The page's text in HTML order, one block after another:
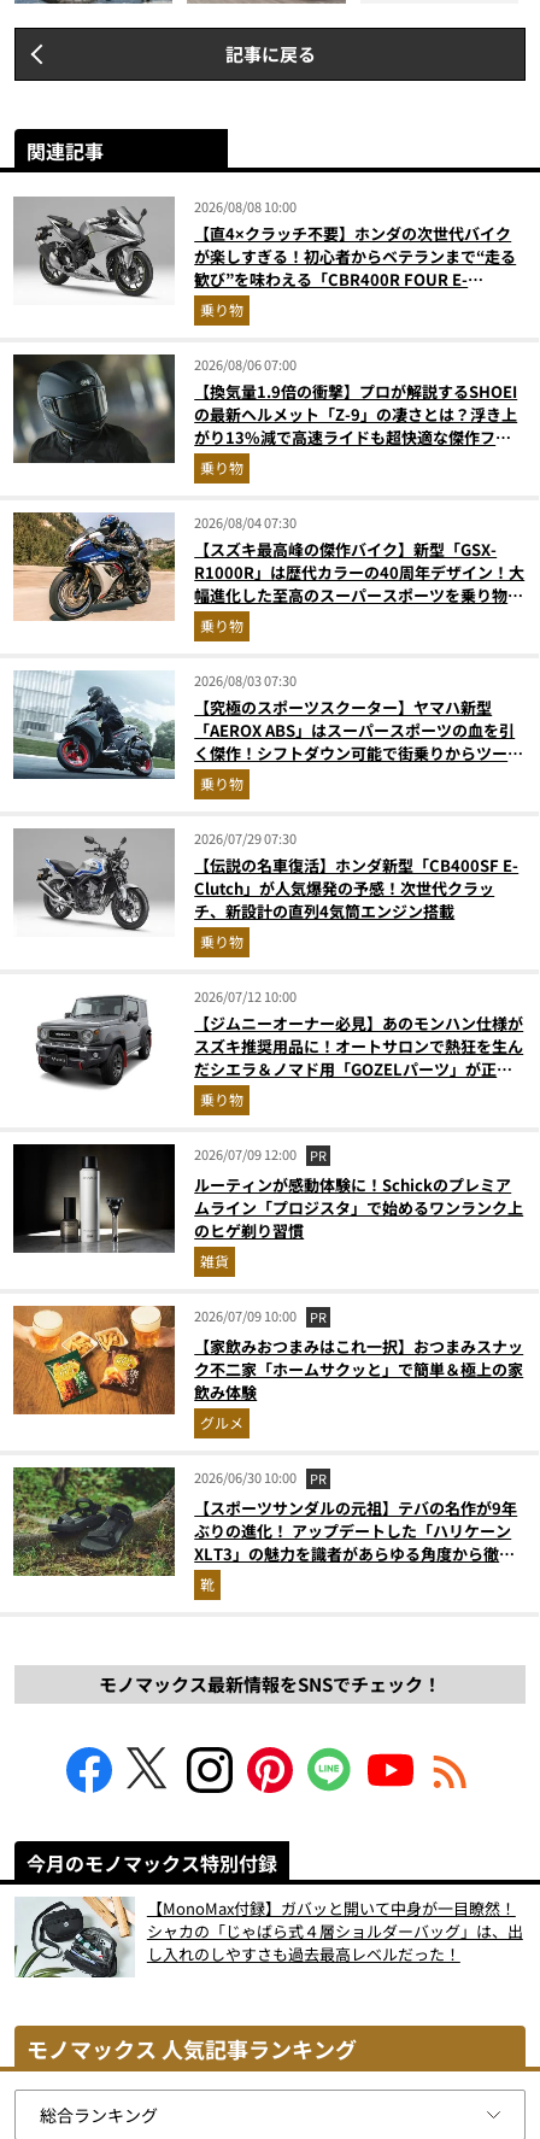
記事に戻る
関連記事
2026/08/08 10:00
【直4×クラッチ不要】ホンダの次世代バイク
が楽しすぎる！初心者からベテランまで“走る
歓び”を味わえる「CBR400R FOUR E-
Clutch」を徹底解説
乗り物
2026/08/06 07:00
【換気量1.9倍の衝撃】プロが解説するSHOEI
の最新ヘルメット「Z-9」の凄さとは？浮き上
がり13%減で高速ライドも超快適な傑作フル
フェイス
乗り物
2026/08/04 07:30
【スズキ最高峰の傑作バイク】新型「GSX-
R1000R」は歴代カラーの40周年デザイン！大
幅進化した至高のスーパースポーツを乗り物ラ
イターが解説
乗り物
2026/08/03 07:30
【究極のスポーツスクーター】ヤマハ新型
「AEROX ABS」はスーパースポーツの血を引
く傑作！シフトダウン可能で街乗りからツーリ
ングまで最強
乗り物
2026/07/29 07:30
【伝説の名車復活】ホンダ新型「CB400SF E-
Clutch」が人気爆発の予感！次世代クラッ
チ、新設計の直列4気筒エンジン搭載
乗り物
2026/07/12 10:00
【ジムニーオーナー必見】あのモンハン仕様が
スズキ推奨用品に！オートサロンで熱狂を生ん
だシエラ＆ノマド用「GOZELパーツ」が正規
ディーラーで取り扱い開始
乗り物
2026/07/09 12:00 PR
ルーティンが感動体験に！Schickのプレミア
ムライン「プロジスタ」で始めるワンランク上
のヒゲ剃り習慣
雑貨
2026/07/09 10:00 PR
【家飲みおつまみはこれ一択】おつまみスナッ
ク不二家「ホームサクッと」で簡単＆極上の家
飲み体験
グルメ
2026/06/30 10:00 PR
【スポーツサンダルの元祖】テバの名作が9年
ぶりの進化！ アップデートした「ハリケーン
XLT3」の魅力を識者があらゆる角度から徹底
解説！
靴
モノマックス最新情報をSNSでチェック！
今月のモノマックス特別付録
【MonoMax付録】ガバッと開いて中身が一目瞭然！
シャカの「じゃばら式４層ショルダーバッグ」は、出
し入れのしやすさも過去最高レベルだった！
モノマックス 人気記事ランキング